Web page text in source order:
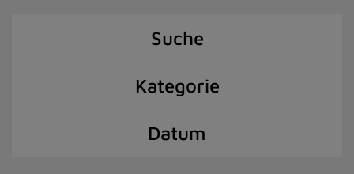
Suche
Kategorie
Datum